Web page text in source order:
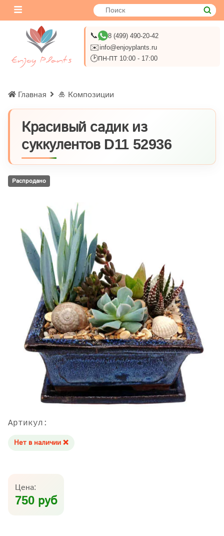
📞 8 (499) 490-20-42
✉️info@enjoyplants.ru
🕑ПН-ПТ 10:00 - 17:00
Главная 🎍 Композиции
Красивый садик из
суккулентов D11 52936
Распродано
Артикул:
Нет в наличии ❌
Цена:
750 руб